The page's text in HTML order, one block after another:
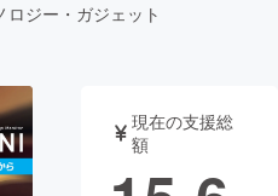
ット
ロジー・ガジェット
現在の支援総
額